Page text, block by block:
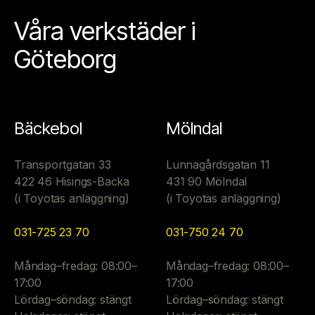
Våra verkstäder i
Göteborg
Bäckebol
Transportgatan 33
422 46 Hisings-Backa
(i Toyotas anläggning)
031-725 23 70
Måndag–fredag: 08:00–
17:00
Lördag–söndag: stängt
Mölndal
Lunnagårdsgatan 11
431 90 Mölndal
(i Toyotas anläggning)
031-750 24 70
Måndag–fredag: 08:00–
17:00
Lördag–söndag: stängt